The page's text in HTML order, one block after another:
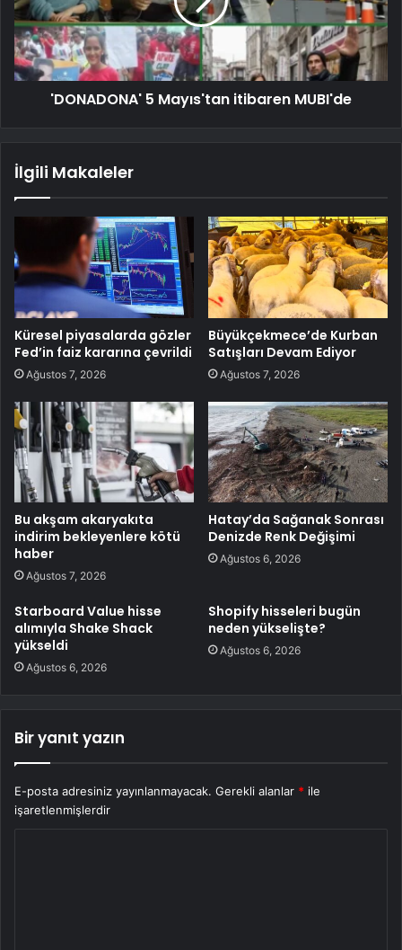
'DONADONA' 5 Mayıs'tan itibaren MUBI'de
İlgili Makaleler
Küresel piyasalarda gözler
Fed’in faiz kararına çevrildi
Ağustos 7, 2026
Büyükçekmece’de Kurban
Satışları Devam Ediyor
Ağustos 7, 2026
Bu akşam akaryakıta
indirim bekleyenlere kötü
haber
Ağustos 7, 2026
Hatay’da Sağanak Sonrası
Denizde Renk Değişimi
Ağustos 6, 2026
Starboard Value hisse
alımıyla Shake Shack
yükseldi
Ağustos 6, 2026
Shopify hisseleri bugün
neden yükselişte?
Ağustos 6, 2026
Bir yanıt yazın
E-posta adresiniz yayınlanmayacak. Gerekli alanlar * ile
işaretlenmişlerdir